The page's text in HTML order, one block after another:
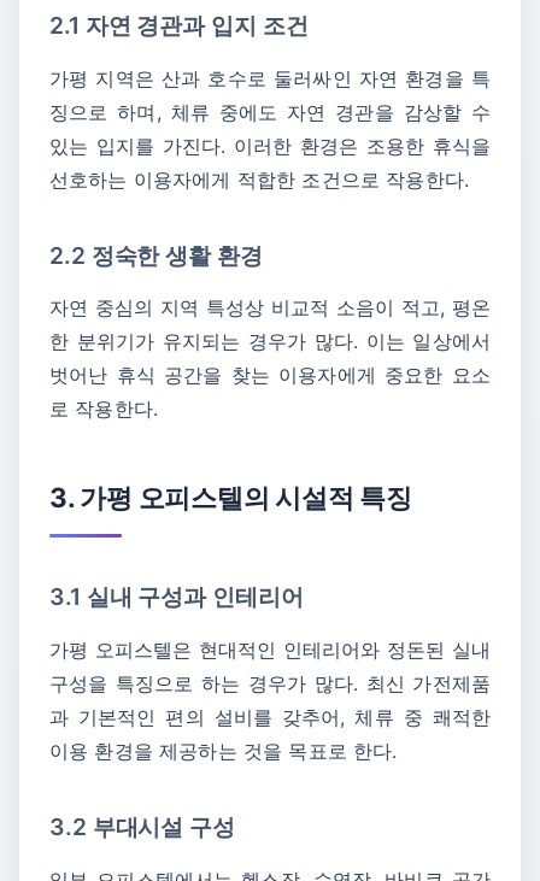
2.1 자연 경관과 입지 조건
가평 지역은 산과 호수로 둘러싸인 자연 환경을 특
징으로 하며, 체류 중에도 자연 경관을 감상할 수
있는 입지를 가진다. 이러한 환경은 조용한 휴식을
선호하는 이용자에게 적합한 조건으로 작용한다.
2.2 정숙한 생활 환경
자연 중심의 지역 특성상 비교적 소음이 적고, 평온
한 분위기가 유지되는 경우가 많다. 이는 일상에서
벗어난 휴식 공간을 찾는 이용자에게 중요한 요소
로 작용한다.
3. 가평 오피스텔의 시설적 특징
3.1 실내 구성과 인테리어
가평 오피스텔은 현대적인 인테리어와 정돈된 실내
구성을 특징으로 하는 경우가 많다. 최신 가전제품
과 기본적인 편의 설비를 갖추어, 체류 중 쾌적한
이용 환경을 제공하는 것을 목표로 한다.
3.2 부대시설 구성